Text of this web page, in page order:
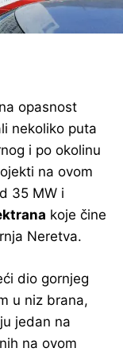
opasnost
nekoliko puta
i po okolinu
na ovom
35 MW i
koje čine
Neretva.
dio gornjeg
u niz brana,
jedan na
na ovom